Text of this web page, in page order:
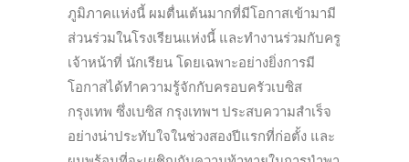
ภูมิภาคแห่งนี้ ผมตื่นเต้นมากที่มีโอกาสเข้ามามี
ส่วนร่วมในโรงเรียนแห่งนี้ และทำงานร่วมกับครู
เจ้าหน้าที่ นักเรียน โดยเฉพาะอย่างยิ่งการมี
โอกาสได้ทำความรู้จักกับครอบครัวเบซิส
กรุงเทพ ซึ่งเบซิส กรุงเทพฯ ประสบความสำเร็จ
อย่างน่าประทับใจในช่วงสองปีแรกที่ก่อตั้ง และ